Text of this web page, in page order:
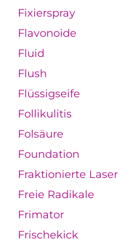
Fixierspray
Flavonoide
Fluid
Flush
Flüssigseife
Follikulitis
Folsäure
Foundation
Fraktionierte Laser
Freie Radikale
Frimator
Frischekick